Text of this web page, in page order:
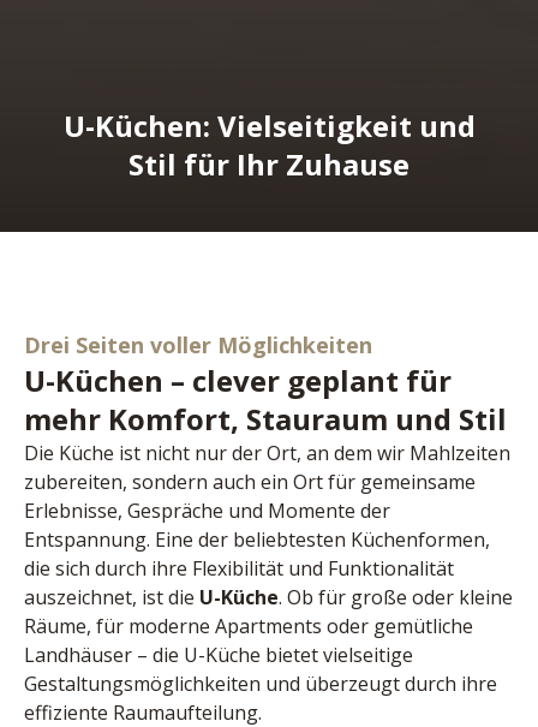
U-Küchen: Vielseitigkeit und
Stil für Ihr Zuhause
Drei Seiten voller Möglichkeiten
U-Küchen – clever geplant für
mehr Komfort, Stauraum und Stil
Die Küche ist nicht nur der Ort, an dem wir Mahlzeiten
zubereiten, sondern auch ein Ort für gemeinsame
Erlebnisse, Gespräche und Momente der
Entspannung. Eine der beliebtesten Küchenformen,
die sich durch ihre Flexibilität und Funktionalität
auszeichnet, ist die U-Küche. Ob für große oder kleine
Räume, für moderne Apartments oder gemütliche
Landhäuser – die U-Küche bietet vielseitige
Gestaltungsmöglichkeiten und überzeugt durch ihre
effiziente Raumaufteilung.